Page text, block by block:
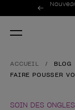
Offres
Item 1 of
ACCUEIL BLOG
FAIRE POUSSER
SOIN DES ONGLES